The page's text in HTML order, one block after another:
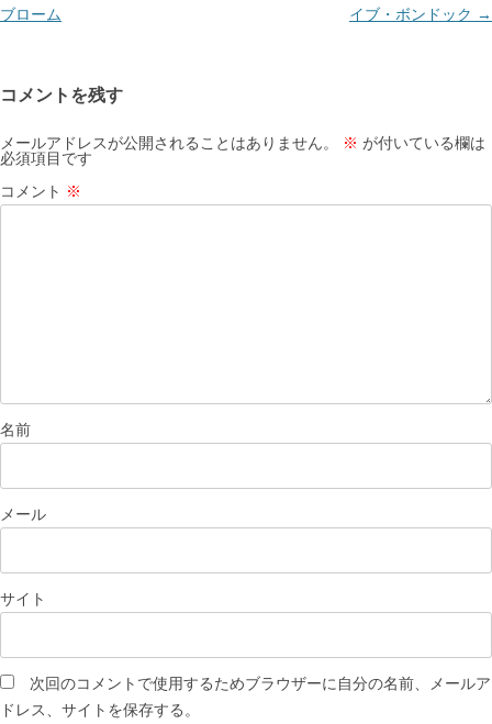
ナ
ー
シ
ョ
ン
ブローム イブ・ボンドック →
コメントを残す
メールアドレスが公開されることはありません。 ※ が付いている欄は
必須項目です
コメント ※
名前
メール
サイト
次回のコメントで使用するためブラウザーに自分の名前、メールア
ドレス、サイトを保存する。